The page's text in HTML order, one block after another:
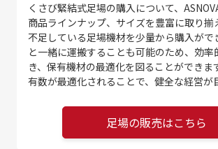
くさび緊結式足場の購入について、
商品ラインナップ、サイズを豊富に取り揃
不足している足場機材を少量から購入がで
と一緒に運搬することも可能のため、効率
き、保有機材の最適化を図ることができま
有数が最適化されることで、健全な経営が
足場の販売はこちら